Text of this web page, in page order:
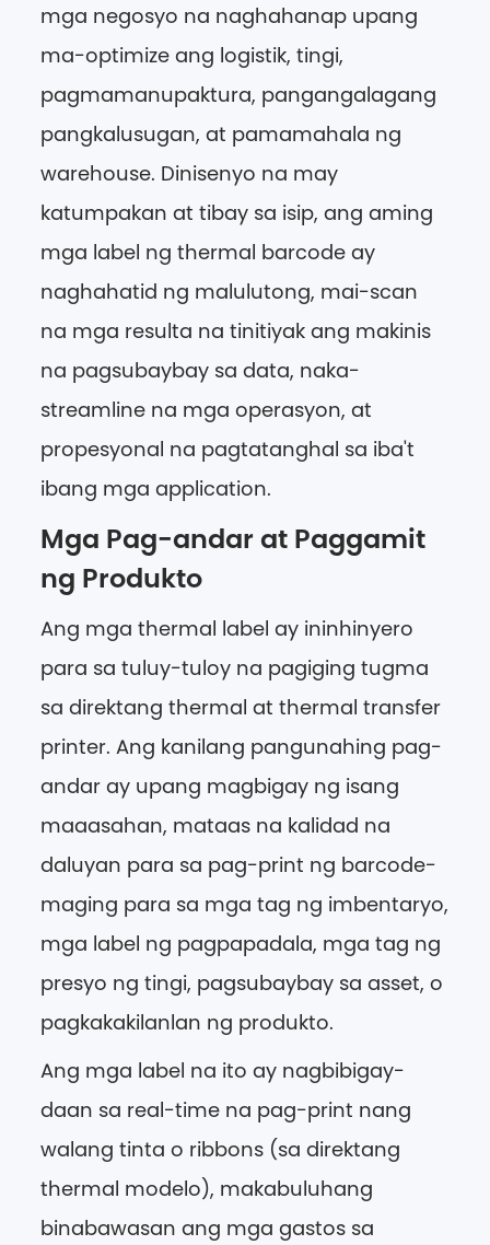
mga negosyo na naghahanap upang
ma-optimize ang logistik, tingi,
pagmamanupaktura, pangangalagang
pangkalusugan, at pamamahala ng
warehouse. Dinisenyo na may
katumpakan at tibay sa isip, ang aming
mga label ng thermal barcode ay
naghahatid ng malulutong, mai-scan
na mga resulta na tinitiyak ang makinis
na pagsubaybay sa data, naka-
streamline na mga operasyon, at
propesyonal na pagtatanghal sa iba't
ibang mga application.
Mga Pag-andar at Paggamit
ng Produkto
Ang mga thermal label ay ininhinyero
para sa tuluy-tuloy na pagiging tugma
sa direktang thermal at thermal transfer
printer. Ang kanilang pangunahing pag-
andar ay upang magbigay ng isang
maaasahan, mataas na kalidad na
daluyan para sa pag-print ng barcode-
maging para sa mga tag ng imbentaryo,
mga label ng pagpapadala, mga tag ng
presyo ng tingi, pagsubaybay sa asset, o
pagkakakilanlan ng produkto.
Ang mga label na ito ay nagbibigay-
daan sa real-time na pag-print nang
walang tinta o ribbons (sa direktang
thermal modelo), makabuluhang
binabawasan ang mga gastos sa